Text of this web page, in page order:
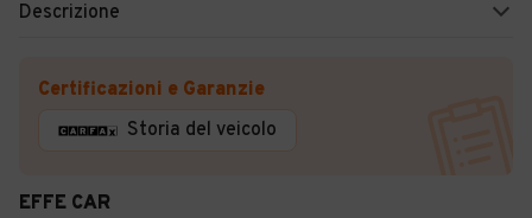
Descrizione
Certificazioni e Garanzie
Storia del veicolo
EFFE CAR